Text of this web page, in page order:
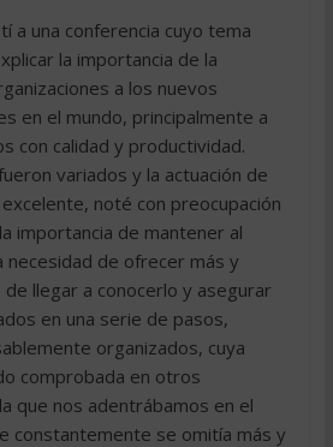
a una conferencia cuyo tema
la importancia de la
a los nuevos
en el mundo, principalmente a
con calidad y productividad.
variados y la actuación de
noté con preocupación
importancia de mantener al
necesidad de ofrecer más y
llegar a conocerlo y asegurar
en una serie de pasos,
organizados, cuya
comprobada en otros
que nos adentrábamos en el
constantemente se omitía más y